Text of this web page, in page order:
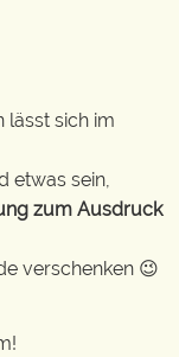
lässt sich im
etwas sein,
zum Ausdruck
verschenken 😉